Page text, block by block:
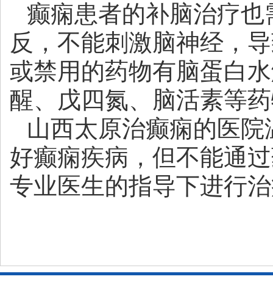
癫痫患者的补脑治疗也
反，不能刺激脑神经，
或禁用的药物有脑蛋白
醒、戊四氮、脑活素等
山西太原治癫痫的医院
好癫痫疾病，但不能通
专业医生的指导下进行